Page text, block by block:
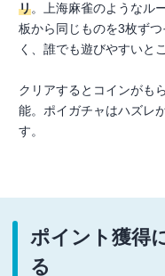
リ。上海麻雀のようなル
板から同じものを3枚ず
く、誰でも遊びやすいと
クリアするとコインがも
能。ポイガチャはハズレ
す。
ポイント獲得
る